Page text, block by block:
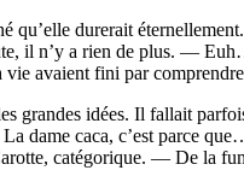
qu’elle durerait
il n’y a rien de plus. —
vie avaient fini par
grandes idées. Il fallait
caca, c’est parce
catégorique. — De la